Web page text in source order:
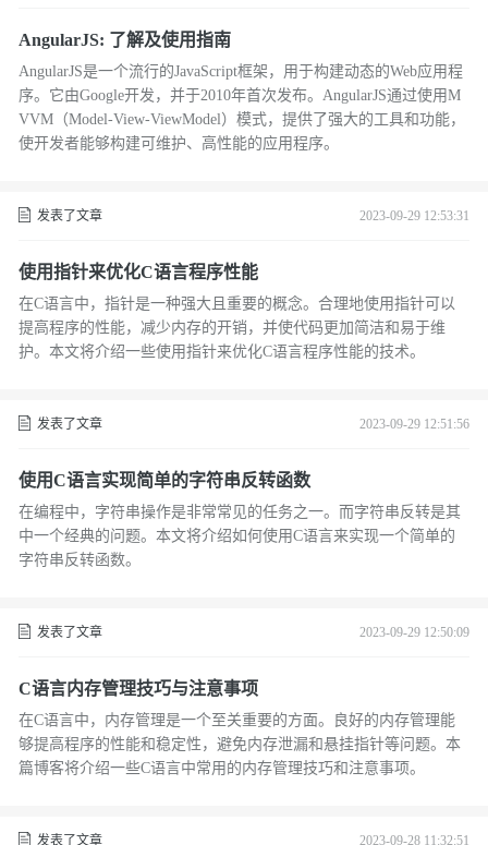
AngularJS: 了解及使用指南
AngularJS是一个流行的JavaScript框架，用于构建动态的Web应用程
序。它由Google开发，并于2010年首次发布。AngularJS通过使用M
VVM（Model-View-ViewModel）模式，提供了强大的工具和功能，
使开发者能够构建可维护、高性能的应用程序。
发表了文章 2023-09-29 12:53:31
使用指针来优化C语言程序性能
在C语言中，指针是一种强大且重要的概念。合理地使用指针可以
提高程序的性能，减少内存的开销，并使代码更加简洁和易于维
护。本文将介绍一些使用指针来优化C语言程序性能的技术。
发表了文章 2023-09-29 12:51:56
使用C语言实现简单的字符串反转函数
在编程中，字符串操作是非常常见的任务之一。而字符串反转是其
中一个经典的问题。本文将介绍如何使用C语言来实现一个简单的
字符串反转函数。
发表了文章 2023-09-29 12:50:09
C语言内存管理技巧与注意事项
在C语言中，内存管理是一个至关重要的方面。良好的内存管理能
够提高程序的性能和稳定性，避免内存泄漏和悬挂指针等问题。本
篇博客将介绍一些C语言中常用的内存管理技巧和注意事项。
发表了文章 2023-09-28 11:32:51